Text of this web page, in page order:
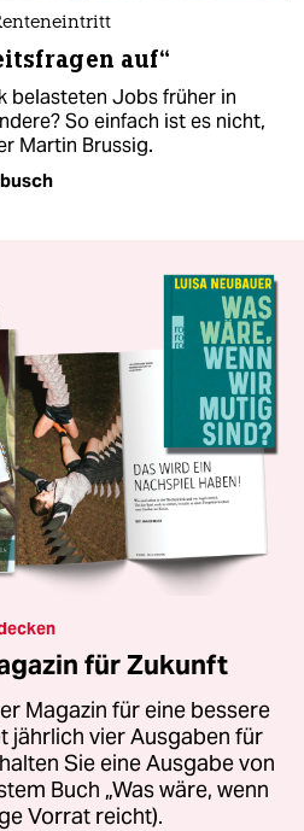
auf“
belasteten Jobs früher in
So einfach ist es nicht,
Martin Brussig.
für Zukunft
Magazin für eine bessere
jährlich vier Ausgaben für
Sie eine Ausgabe von
Buch „Was wäre, wenn
Vorrat reicht).